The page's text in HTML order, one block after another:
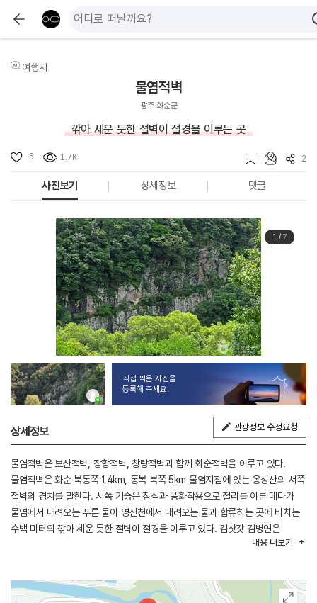
여행지
물염적벽
광주 화순군
깎아 세운 듯한 절벽이 절경을 이루는 곳
5 1.7K 2
사진보기 상세정보 댓글
1/ 7
직접 찍은 사진을
등록해 주세요.
상세정보 관광정보 수정요청
물염적벽은 보산적벽, 장항적벽, 창랑적벽과 함께 화순적벽을 이루고 있다.
물염적벽은 화순 북동쪽 14km, 동복 북쪽 5km 물염지점에 있는 옹성산의 서쪽
절벽의 경치를 말한다. 서쪽 기슭은 침식과 풍화작용으로 절리를 이룬 데다가
물염에서 내려오는 푸른 물이 영신천에서 내려오는 물과 합류하는 곳에 비치는
수백 미터의 깎아 세운 듯한 절벽이 절경을 이루고 있다. 김삿갓 김병연은
물염정을 자주 찾아 물염적벽을 바라보며 시를 읊었다고 전한다. 물염적벽이
있고 물염정 옆으로 그를 기려 만든 김삿갓 동상과 그가 쓴 시들이 비석으로
남아있다. 물염적벽과 창랑적벽은 상시 탐방이 가능하지만, 상수원 보호 지역에
내용 더보기